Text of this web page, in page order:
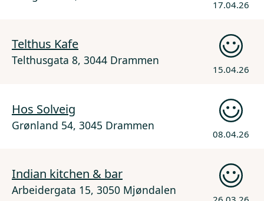
17.04.26
Telthus Kafe
Telthusgata 8, 3044 Drammen
15.04.26
Hos Solveig
Grønland 54, 3045 Drammen
08.04.26
Indian kitchen & bar
Arbeidergata 15, 3050 Mjøndalen